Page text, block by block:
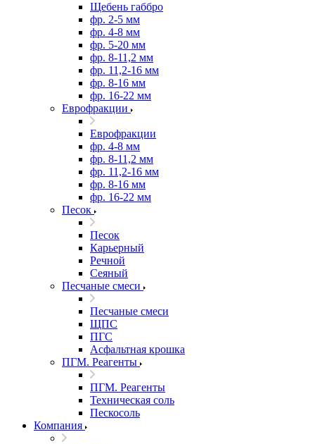
Щебень габбро
фр. 2-5 мм
фр. 4-8 мм
фр. 5-20 мм
фр. 8-11,2 мм
фр. 11,2-16 мм
фр. 8-16 мм
фр. 16-22 мм
Еврофракции
Еврофракции
фр. 4-8 мм
фр. 8-11,2 мм
фр. 11,2-16 мм
фр. 8-16 мм
фр. 16-22 мм
Песок
Песок
Карьерный
Речной
Сеяный
Песчаные смеси
Песчаные смеси
ЩПС
ПГС
Асфальтная крошка
ПГМ. Реагенты
ПГМ. Реагенты
Техническая соль
Пескосоль
Компания